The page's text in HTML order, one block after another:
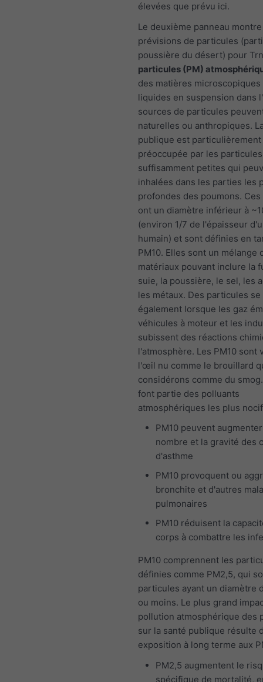
élevées que prévu ici.
Le deuxième panneau
prévisions de particules
poussière du désert) pour
particules (PM)
des matières
liquides en suspension dans
sources de particules
naturelles ou anthropiques.
publique est particulièrement
préoccupée par les particules
suffisamment petites qui
inhalées dans les parties les
profondes des poumons.
ont un diamètre inférieur à
(environ 1/7 de l'épaisseur
humain) et sont définies en
PM10. Elles sont un mélange
matériaux pouvant inclure la
suie, la poussière, le sel, les
les métaux. Des particules
également lorsque les gaz
véhicules à moteur et les
subissent des réactions
l'atmosphère. Les PM10 sont
l'œil nu comme le brouillard
considérons comme du
font partie des polluants
atmosphériques les plus
PM10 peuvent
nombre et la gravité des
d'asthme
PM10 provoquent ou
bronchite et d'autres
pulmonaires
PM10 réduisent la
corps à combattre les
PM10 comprennent les
définies comme PM2,5, qui
particules ayant un diamètre
ou moins. Le plus grand
pollution atmosphérique des
sur la santé publique résulte
exposition à long terme aux
PM2,5 augmentent le
spécifique de mortalité,